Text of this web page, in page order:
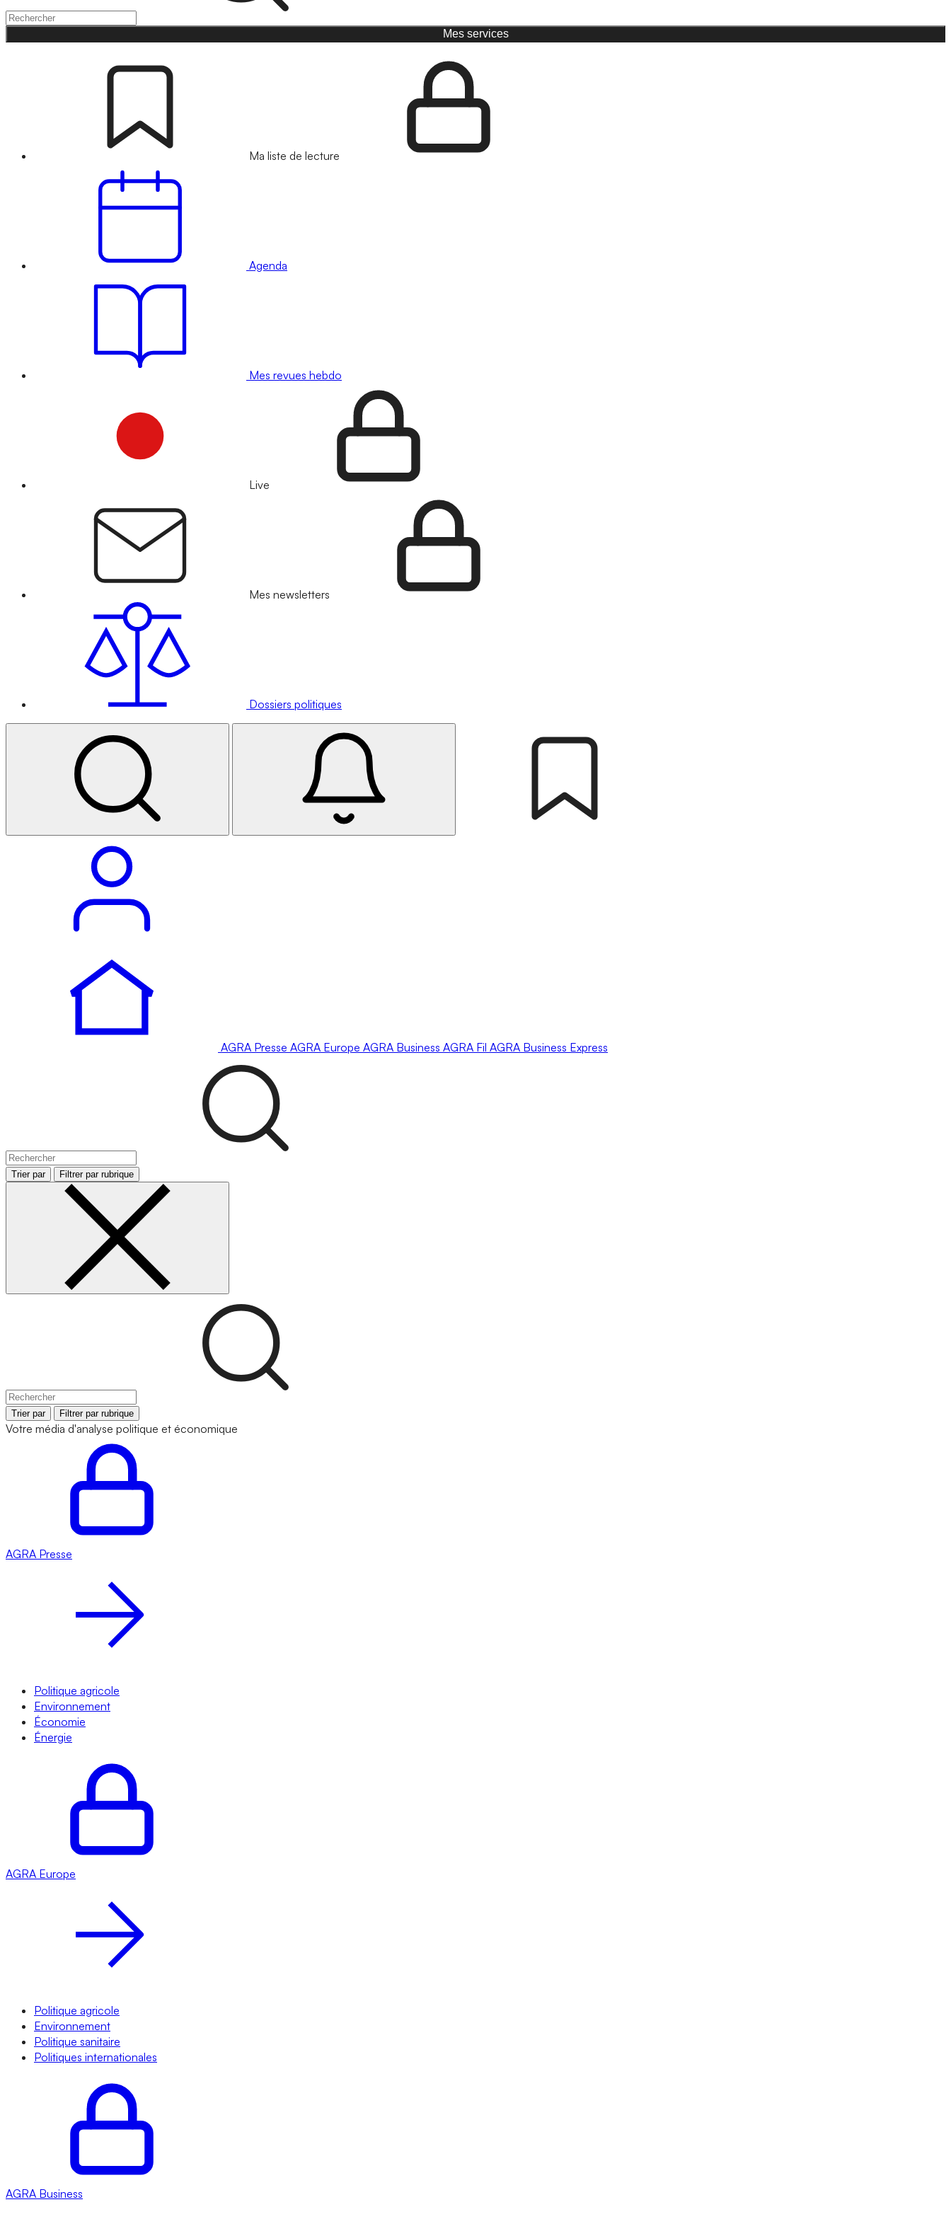
Mes services
Ma liste de lecture
Agenda
Mes revues hebdo
Live
Mes newsletters
Dossiers politiques
AGRA Presse AGRA Europe AGRA Business AGRA Fil AGRA Business Express
Trier par Filtrer par rubrique
Trier par Filtrer par rubrique
Votre média d'analyse politique et économique
AGRA Presse
Politique agricole
Environnement
Économie
Énergie
AGRA Europe
Politique agricole
Environnement
Politique sanitaire
Politiques internationales
AGRA Business